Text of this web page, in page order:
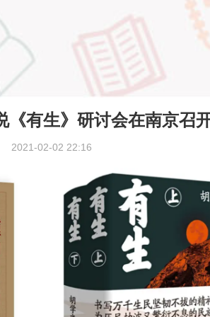
《有生》研讨会在南京召
2021-02-02 22:16